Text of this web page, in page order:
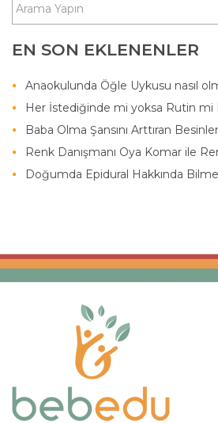
EN SON EKLENENLER
Anaokulunda Öğle Uykusu nasıl
Her İstediğinde mi yoksa Rutin mi
Baba Olma Şansını Arttıran
Renk Danışmanı Oya Komar ile
Doğumda Epidural Hakkında